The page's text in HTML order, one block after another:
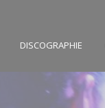
DISCOGRAPHIE